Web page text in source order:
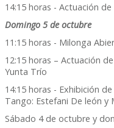
14:15 horas - Actuación
Domingo 5 de octubre
11:15 horas - Milonga
12:15 horas – Actuación
Yunta Trío
14:15 horas - Exhibición
Tango: Estefani De león y
Sábado 4 de octubre y